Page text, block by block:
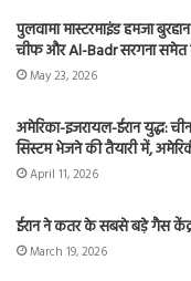
पुलवामा मास्टरमाइंड हमजा
चीफ और Al-Badr सरगना
May 23, 2026
अमेरिका-इजरायल-ईरान युद्ध:
सिस्टम भेजने की तैयारी में,
April 11, 2026
ईरान ने कतर के सबसे बड़े गैस
March 19, 2026